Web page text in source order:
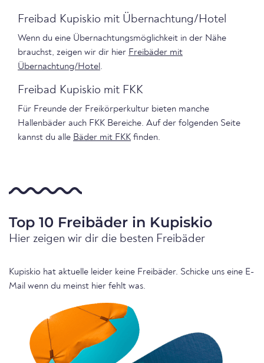
Freibad Kupiskio mit Übernachtung/Hotel
Wenn du eine Übernachtungsmöglichkeit in der Nähe
brauchst, zeigen wir dir hier Freibäder mit
Übernachtung/Hotel .
Freibad Kupiskio mit FKK
Für Freunde der Freikörperkultur bieten manche
Hallenbäder auch FKK Bereiche. Auf der folgenden Seite
kannst du alle Bäder mit FKK finden.
Top 10 Freibäder in Kupiskio
Hier zeigen wir dir die besten Freibäder
Kupiskio hat aktuelle leider keine Freibäder. Schicke uns eine E-
Mail wenn du meinst hier fehlt was.